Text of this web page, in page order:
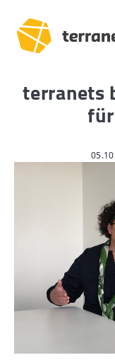
Löchgau –
Esslingen
Planung,
Aktuelles
Mediathek
terranets